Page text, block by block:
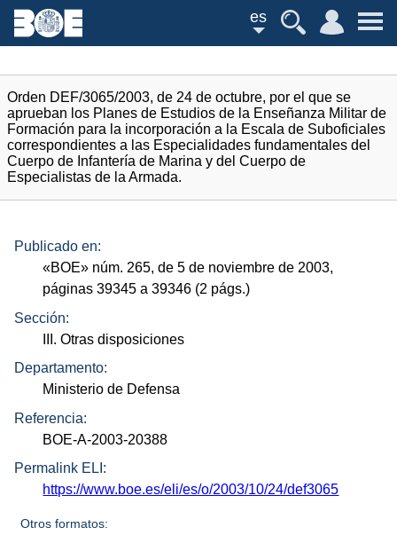
es
Orden DEF/3065/2003, de 24 de octubre, por el que se
aprueban los Planes de Estudios de la Enseñanza Militar de
Formación para la incorporación a la Escala de Suboficiales
correspondientes a las Especialidades fundamentales del
Cuerpo de Infantería de Marina y del Cuerpo de
Especialistas de la Armada.
Publicado en:
«BOE» núm. 265, de 5 de noviembre de 2003,
páginas 39345 a 39346 (2 págs.)
Sección:
III. Otras disposiciones
Departamento:
Ministerio de Defensa
Referencia:
BOE-A-2003-20388
Permalink ELI:
https://www.boe.es/eli/es/o/2003/10/24/def3065
Otros formatos: